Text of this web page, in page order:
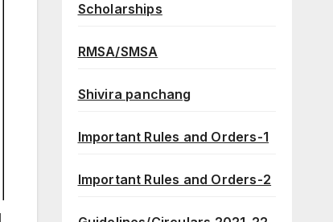
Scholarships
RMSA/SMSA
Shivira panchang
Important Rules and Orders-1
Important Rules and Orders-2